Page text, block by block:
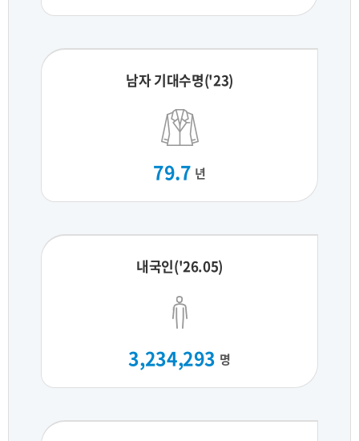
남자 기대수명('23)
79.7 년
내국인('26.05)
3,234,293 명